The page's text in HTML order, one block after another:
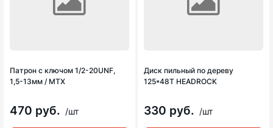
Патрон с ключом 1/2-20UNF,
1,5-13мм / MTX
470 руб. /шт
Диск пильный по дереву
125*48Т HEADROCK
330 руб. /шт